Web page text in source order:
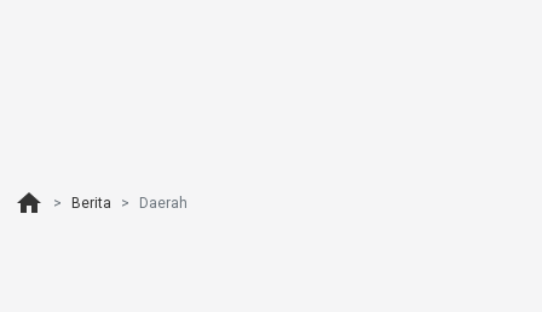
home Berita Daerah